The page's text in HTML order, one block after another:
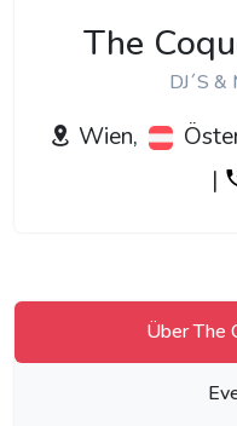
The
DJ´S
Wien,
|
Über The